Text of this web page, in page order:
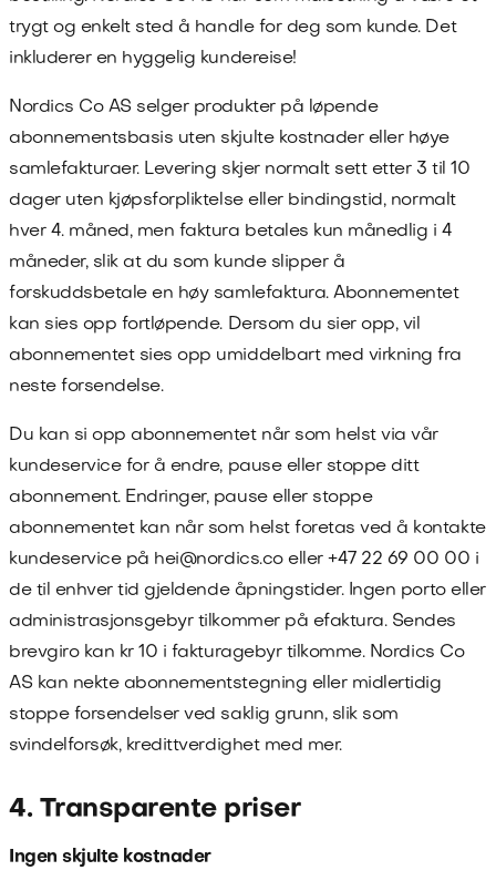
trygt og enkelt sted å handle for deg som kunde. Det
inkluderer en hyggelig kundereise!
Nordics Co AS selger produkter på løpende
abonnementsbasis uten skjulte kostnader eller høye
samlefakturaer. Levering skjer normalt sett etter 3 til 10
dager uten kjøpsforpliktelse eller bindingstid, normalt
hver 4. måned, men faktura betales kun månedlig i4
måneder, slik at du som kunde slipper å
forskuddsbetale en høy samlefaktura. Abonnementet
kan sies opp fortløpende. Dersom du sier opp, vil
abonnementet sies opp umiddelbart med virkning fra
neste forsendelse.
Du kan si opp abonnementet når som helst via vår
kundeservice for å endre, pause eller stoppe ditt
abonnement. Endringer, pause eller stoppe
abonnementet kan når som helst foretas ved å kontakte
kundeservice på hei@nordics.coeller+47 22 69 00 00 i
de til enhver tid gjeldende åpningstider. Ingen porto eller
administrasjonsgebyr tilkommer på efaktura. Sendes
brevgiro kan kr 10 i fakturagebyr tilkomme. Nordics Co
AS kan nekte abonnementstegning eller midlertidig
stoppe forsendelser ved saklig grunn, slik som
svindelforsøk, kredittverdighet med mer.
4. Transparente priser
Ingen skjulte kostnader